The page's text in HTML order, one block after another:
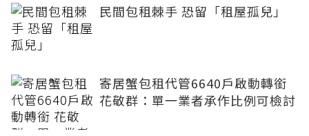
民間包租棘手 恐留「租屋孤兒」
寄居蟹包租代管6640戶啟動轉銜
花敬群：單一業者承作比例可檢討